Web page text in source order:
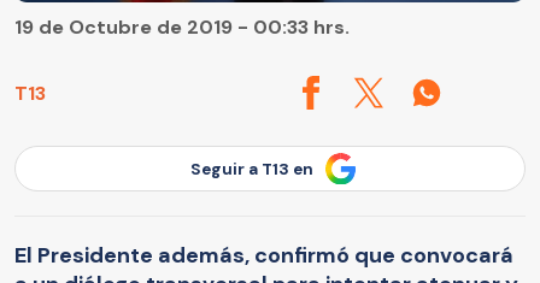
T13
19 de Octubre de 2019 - 00:33 hrs.
Seguir a T13 en
El Presidente además, confirmó que convocará